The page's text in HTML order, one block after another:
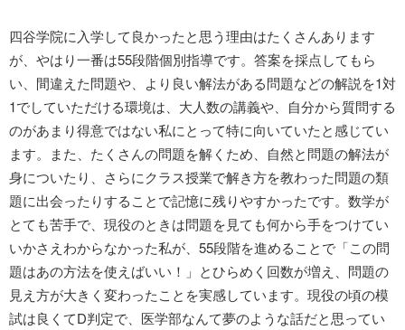
四谷学院に入学して良かったと思う理由はたくさんあります
が、やはり一番は55段階個別指導です。答案を採点してもら
い、間違えた問題や、より良い解法がある問題などの解説を1対
1でしていただける環境は、大人数の講義や、自分から質問する
のがあまり得意ではない私にとって特に向いていたと感じてい
ます。また、たくさんの問題を解くため、自然と問題の解法が
身についたり、さらにクラス授業で解き方を教わった問題の類
題に出会ったりすることで記憶に残りやすかったです。数学が
とても苦手で、現役のときは問題を見ても何から手をつけてい
いかさえわからなかった私が、55段階を進めることで「この問
題はあの方法を使えばいい！」とひらめく回数が増え、問題の
見え方が大きく変わったことを実感しています。現役の頃の模
試は良くてD判定で、医学部なんて夢のような話だと思ってい